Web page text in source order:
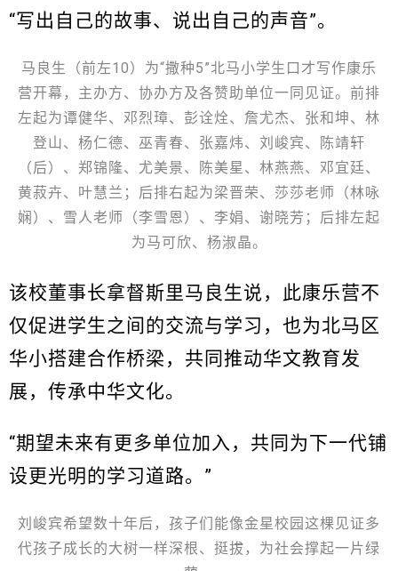
“写出自己的故事、说出自己的声音”。
马良生（前左10）为“撒种5”北马小学生口才写作康乐
营开幕，主办方、协办方及各赞助单位一同见证。前排
左起为谭健华、邓烈璋、彭诠烇、詹尤杰、张和坤、林
登山、杨仁德、巫青春、张嘉炜、刘峻宾、陈靖轩
（后）、郑锦隆、尤美景、陈美星、林燕燕、邓宜廷、
黄菽卉、叶慧兰；后排右起为梁晋荣、莎莎老师（林咏
娴）、雪人老师（李雪恩）、李娟、谢晓芳；后排左起
为马可欣、杨淑晶。
该校董事长拿督斯里马良生说，此康乐营不
仅促进学生之间的交流与学习，也为北马区
华小搭建合作桥梁，共同推动华文教育发
展，传承中华文化。
“期望未来有更多单位加入，共同为下一代铺
设更光明的学习道路。”
刘峻宾希望数十年后，孩子们能像金星校园这棵见证多
代孩子成长的大树一样深根、挺拔，为社会撑起一片绿